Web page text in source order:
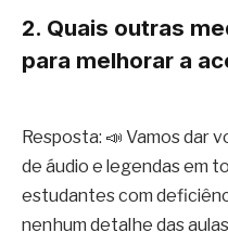
2. Quais outras
para melhorar a
Resposta: 📣 Vamos dar
de áudio e legendas em
estudantes com
nenhum detalhe das